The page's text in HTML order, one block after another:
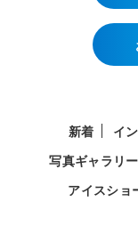
新着 イ
写真ギャラリー
アイスショ